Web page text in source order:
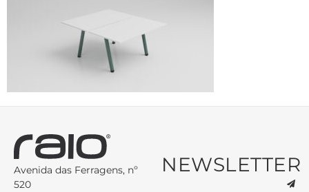
Avenida das Ferragens, nº
520
NEWSLETTER